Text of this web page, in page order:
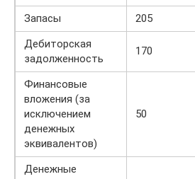
Запасы
205
Дебиторская
задолженность
170
Финансовые
вложения (за
исключением
денежных
эквивалентов)
50
Денежные